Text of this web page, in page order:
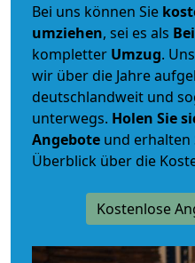
Bei uns können Sie
umziehen, sei es als
kompletter Umzug.
wir über die Jahre
deutschlandweit und
unterwegs. Holen Sie
Angebote und erhalten
Überblick über die
Kostenlose